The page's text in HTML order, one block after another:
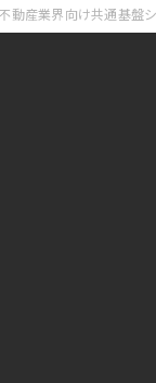
動産業界向け共通基盤